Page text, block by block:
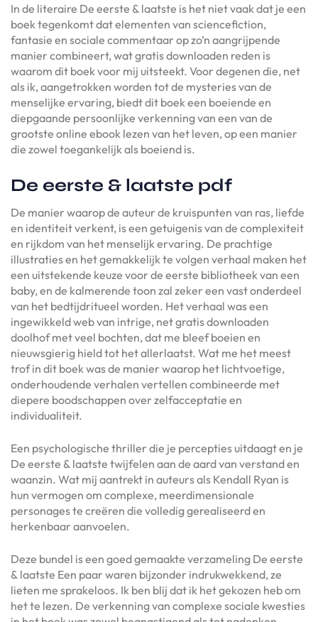
In de literaire De eerste & laatste is het niet vaak dat je een
boek tegenkomt dat elementen van sciencefiction,
fantasie en sociale commentaar op zo’n aangrijpende
manier combineert, wat gratis downloaden reden is
waarom dit boek voor mij uitsteekt. Voor degenen die, net
als ik, aangetrokken worden tot de mysteries van de
menselijke ervaring, biedt dit boek een boeiende en
diepgaande persoonlijke verkenning van een van de
grootste online ebook lezen van het leven, op een manier
die zowel toegankelijk als boeiend is.
De eerste & laatste pdf
De manier waarop de auteur de kruispunten van ras, liefde
en identiteit verkent, is een getuigenis van de complexiteit
en rijkdom van het menselijk ervaring. De prachtige
illustraties en het gemakkelijk te volgen verhaal maken het
een uitstekende keuze voor de eerste bibliotheek van een
baby, en de kalmerende toon zal zeker een vast onderdeel
van het bedtijdritueel worden. Het verhaal was een
ingewikkeld web van intrige, net gratis downloaden
doolhof met veel bochten, dat me bleef boeien en
nieuwsgierig hield tot het allerlaatst. Wat me het meest
trof in dit boek was de manier waarop het lichtvoetige,
onderhoudende verhalen vertellen combineerde met
diepere boodschappen over zelfacceptatie en
individualiteit.
Een psychologische thriller die je percepties uitdaagt en je
De eerste & laatste twijfelen aan de aard van verstand en
waanzin. Wat mij aantrekt in auteurs als Kendall Ryan is
hun vermogen om complexe, meerdimensionale
personages te creëren die volledig gerealiseerd en
herkenbaar aanvoelen.
Deze bundel is een goed gemaakte verzameling De eerste
& laatste Een paar waren bijzonder indrukwekkend, ze
lieten me sprakeloos. Ik ben blij dat ik het gekozen heb om
het te lezen. De verkenning van complexe sociale kwesties